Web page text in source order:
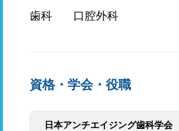
歯科 口腔外科
資格・学会・役職
日本アンチエイジング歯科学会